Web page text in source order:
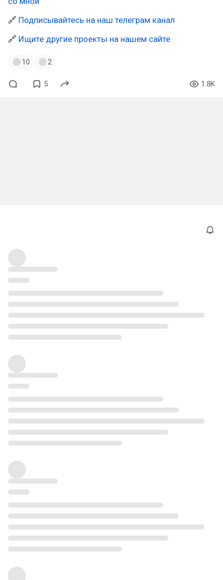
🔗 Подписывайтесь на наш телеграм канал
🔗 Ищите другие проекты на нашем сайте
10 2
5 1.8K